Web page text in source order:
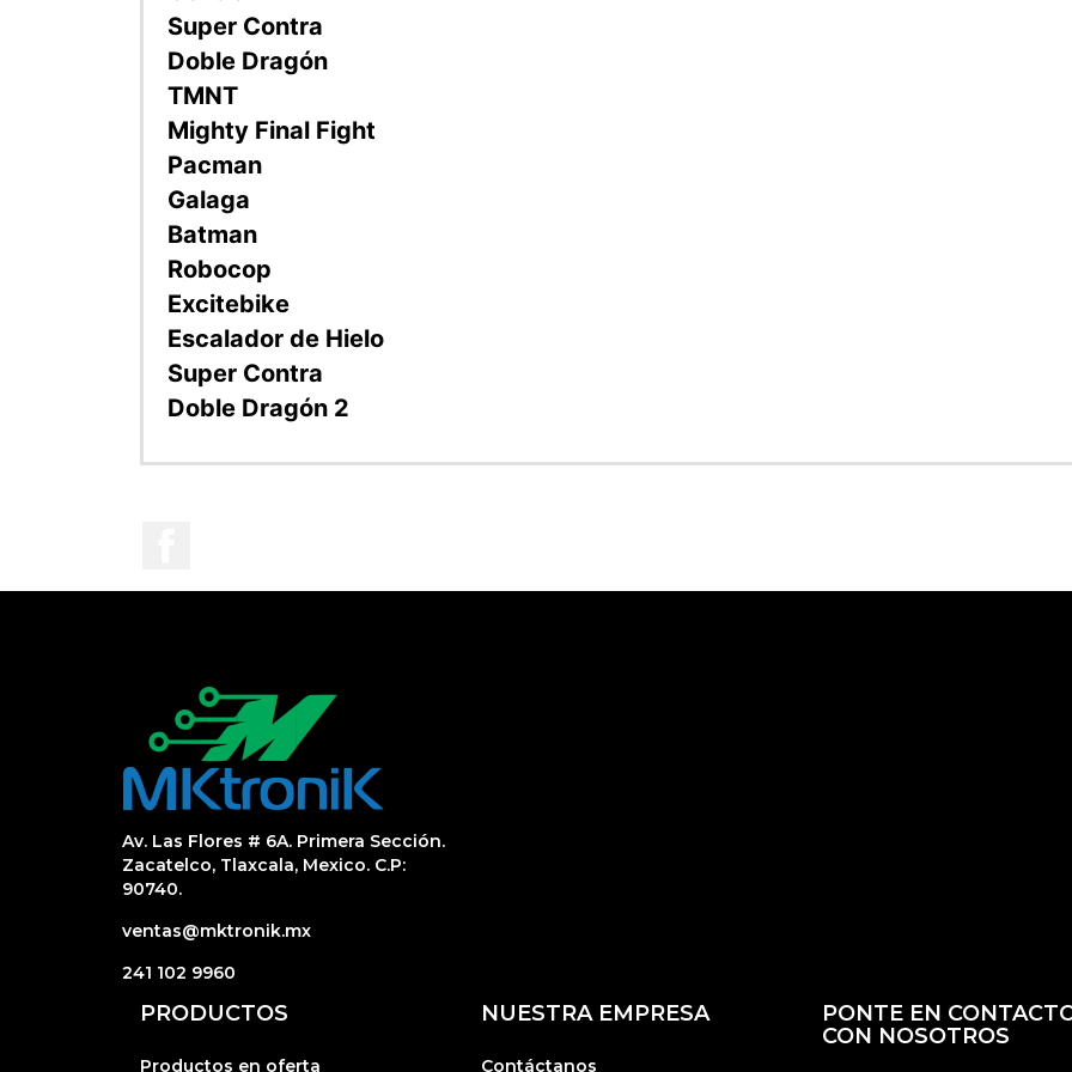
Super Contra
Doble Dragón
TMNT
Mighty Final Fight
Pacman
Galaga
Batman
Robocop
Excitebike
Escalador de Hielo
Super Contra
Doble Dragón 2
Av. Las Flores # 6A. Primera Sección.
Zacatelco, Tlaxcala, Mexico. C.P:
90740.
ventas@mktronik.mx
241 102 9960
PRODUCTOS
Productos en oferta
NUESTRA EMPRESA
Contáctanos
PONTE EN
CON NOSOTROS